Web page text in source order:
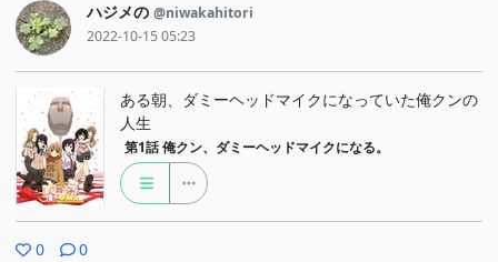
ハジメの @niwakahitori
2022-10-15 05:23
ある朝、ダミーヘッドマイクになっていた俺クンの
人生
第1話 俺クン、ダミーヘッドマイクになる。
0 0